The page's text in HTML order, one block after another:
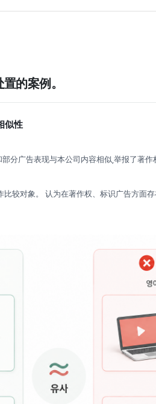
的案例。
似性
分广告表现与本公司内容相似,举报了著作
较对象。 认为在著作权、标识广告方面